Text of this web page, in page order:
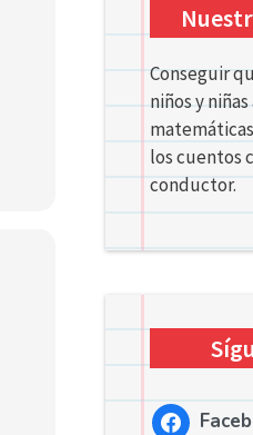
Conseguir
niños y
los cuentos
conductor.